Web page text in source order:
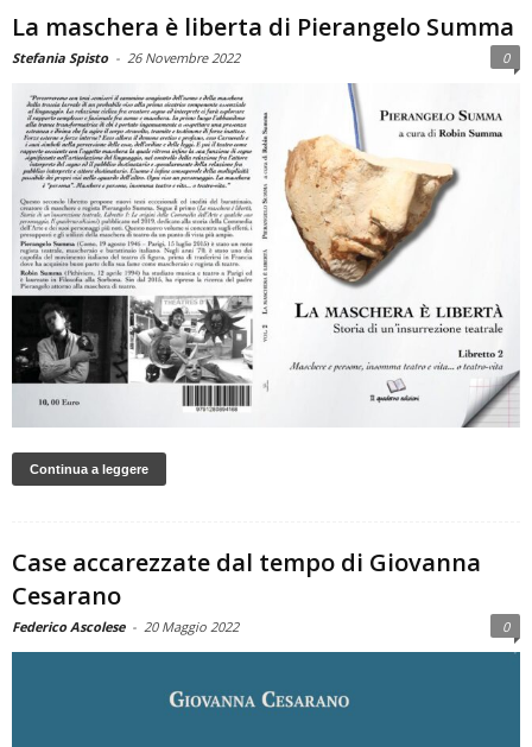
La maschera è liberta di Pierangelo Summa
Stefania Spisto - 26 Novembre 2022 0
Continua a leggere
Case accarezzate dal tempo di Giovanna
Cesarano
Federico Ascolese - 20 Maggio 2022 0